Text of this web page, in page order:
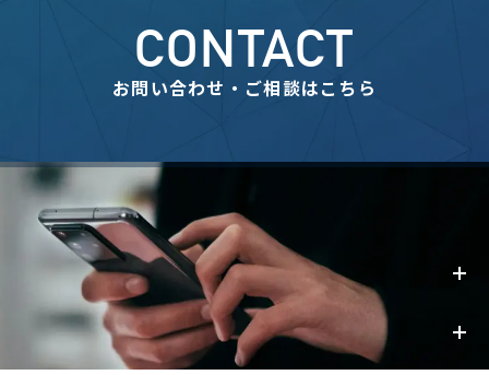
CONTACT
お問い合わせ・ご相談はこちら
事業内容
お知らせ